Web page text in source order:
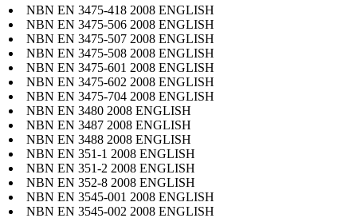
NBN EN 3475-418 2008 ENGLISH
NBN EN 3475-506 2008 ENGLISH
NBN EN 3475-507 2008 ENGLISH
NBN EN 3475-508 2008 ENGLISH
NBN EN 3475-601 2008 ENGLISH
NBN EN 3475-602 2008 ENGLISH
NBN EN 3475-704 2008 ENGLISH
NBN EN 3480 2008 ENGLISH
NBN EN 3487 2008 ENGLISH
NBN EN 3488 2008 ENGLISH
NBN EN 351-1 2008 ENGLISH
NBN EN 351-2 2008 ENGLISH
NBN EN 352-8 2008 ENGLISH
NBN EN 3545-001 2008 ENGLISH
NBN EN 3545-002 2008 ENGLISH